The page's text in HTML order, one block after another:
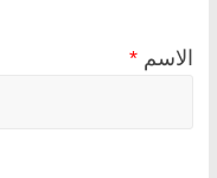
الاسم *